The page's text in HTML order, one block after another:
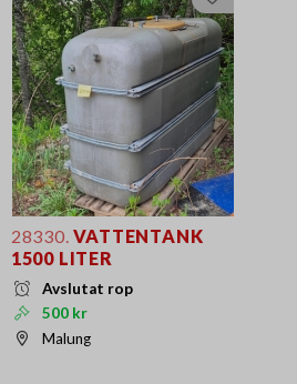
28330. VATTENTANK
1500 LITER
Avslutat rop
500 kr
Malung